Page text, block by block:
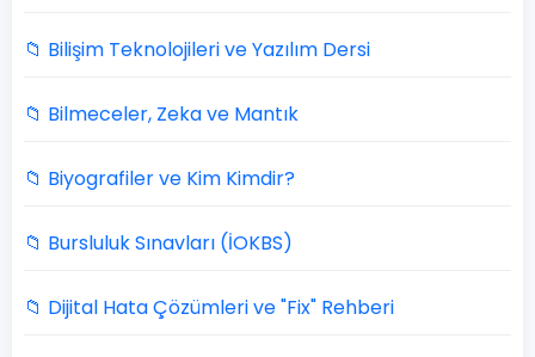
📁 Bilişim Teknolojileri ve Yazılım Dersi
📁 Bilmeceler, Zeka ve Mantık
📁 Biyografiler ve Kim Kimdir?
📁 Bursluluk Sınavları (İOKBS)
📁 Dijital Hata Çözümleri ve "Fix" Rehberi